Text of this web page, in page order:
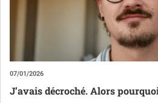
07/01/2026
J’avais décroché. Alors